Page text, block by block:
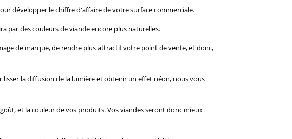
développer le chiffre d'affaire de votre surface commerciale.
par des couleurs de viande encore plus naturelles.
de marque, de rendre plus attractif votre point de vente, et donc,
la diffusion de la lumière et obtenir un effet néon, nous vous
et la couleur de vos produits. Vos viandes seront donc mieux